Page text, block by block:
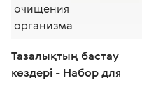
Тазалықтың бастау
көздері - Набор для